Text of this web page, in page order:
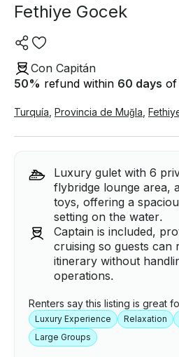
Fethiye Gocek
Con Capitán
50% refund within 60 days of
Turquía Provincia de Muğla
Luxury gulet with 6
flybridge lounge area,
toys, offering a
setting on the water.
Captain is included,
cruising so guests can
itinerary without
operations.
Renters say this listing is great
Luxury Experience Relaxation
Large Groups